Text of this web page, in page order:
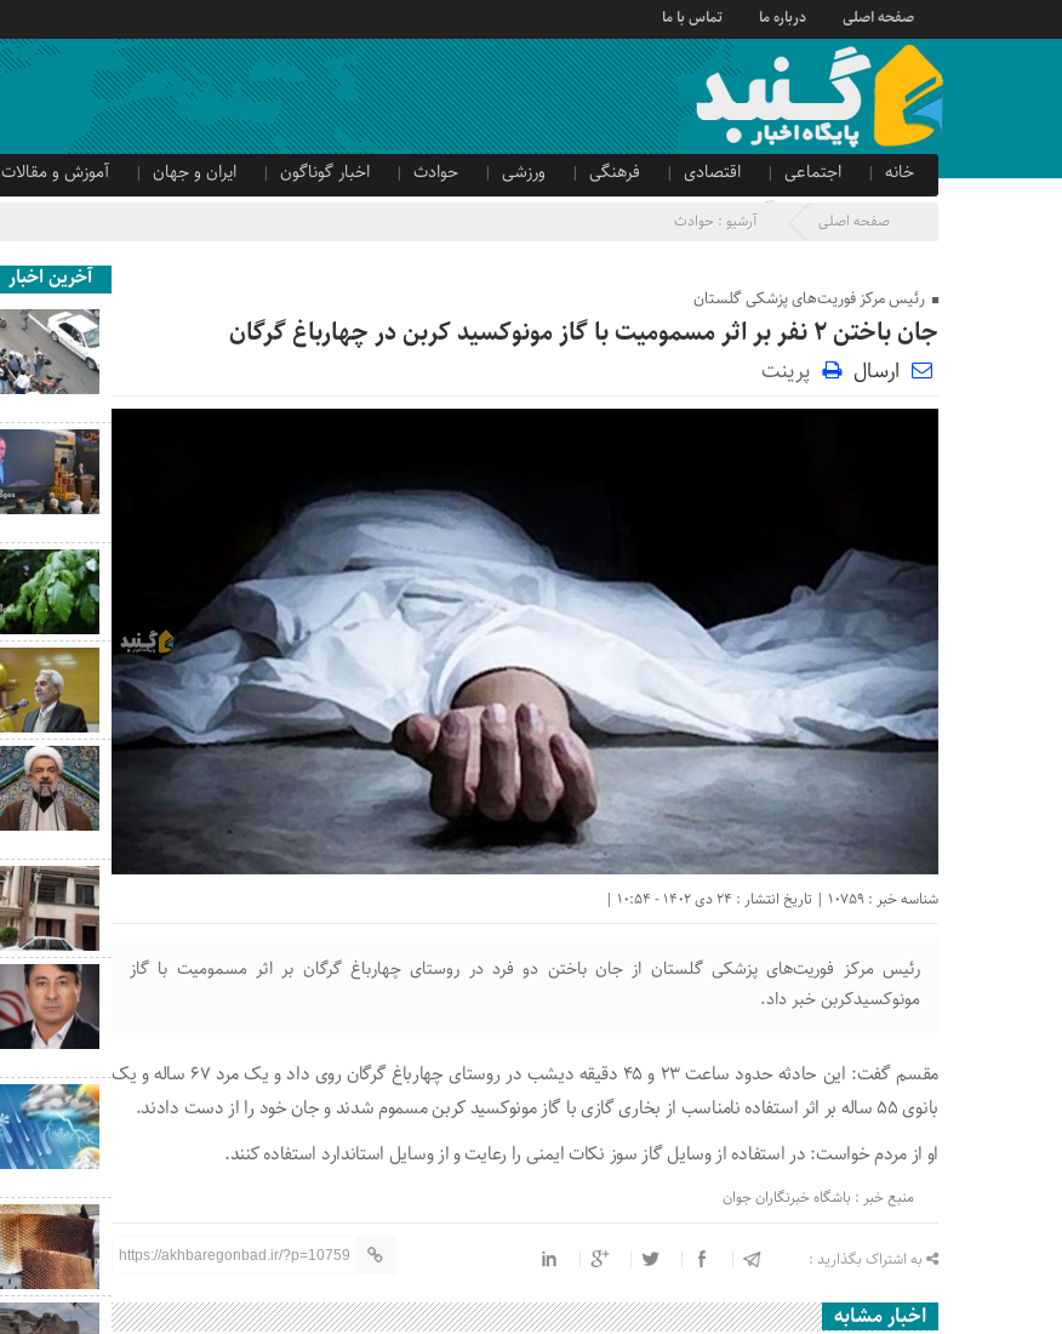
صفحه اصلی درباره ما تماس با ما
خانه اجتماعی اقتصادی فرهنگی ورزشی حوادث اخبار گوناگون ایران و جهان آموزش و مقالات
صدای شهروند
آگهی دولتی صفحه اصلی آرشیو :حوادث
رئیس مرکز فوریت‌های پزشکی گلستان
جان باختن ۲ نفر بر اثر مسمومیت با گاز مونوکسید کربن در چهارباغ گرگان
ارسال پرینت
شناسه خبر : 10759 | تاریخ انتشار : 24 دی 1402 - 10:54 |
رئیس مرکز فوریت‌های پزشکی گلستان از جان باختن دو فرد در روستای چهارباغ گرگان بر اثر مسمومیت با گاز
مونوکسیدکربن خبر داد.
مقسم گفت: این حادثه حدود ساعت ۲۳ و ۴۵ دقیقه دیشب در روستای چهارباغ گرگان روی داد و یک مرد ۶۷ ساله و یک
بانوی ۵۵ ساله بر اثر استفاده نامناسب از بخاری گازی با گاز مونوکسید کربن مسموم شدند و جان خود را از دست دادند.
او از مردم خواست: در استفاده از وسایل گاز سوز نکات ایمنی را رعایت و از وسایل استاندارد استفاده کنند.
منبع خبر : باشگاه خبرنگاران جوان
به اشتراک بگذارید : https://akhbaregonbad.ir/?p=10759
اخبار مشابه
آخرین اخبار